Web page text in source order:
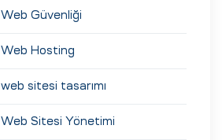
Web Güvenliği
Web Hosting
web sitesi tasarımı
Web Sitesi Yönetimi